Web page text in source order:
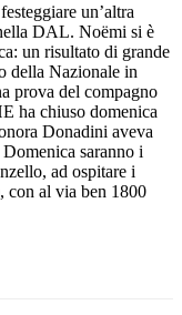
un’altra
DAL. Noëmi si è
un risultato di grande
della Nazionale in
prova del compagno
ha chiuso domenica
Donadini aveva
saranno i
ad ospitare i
con al via ben 1800